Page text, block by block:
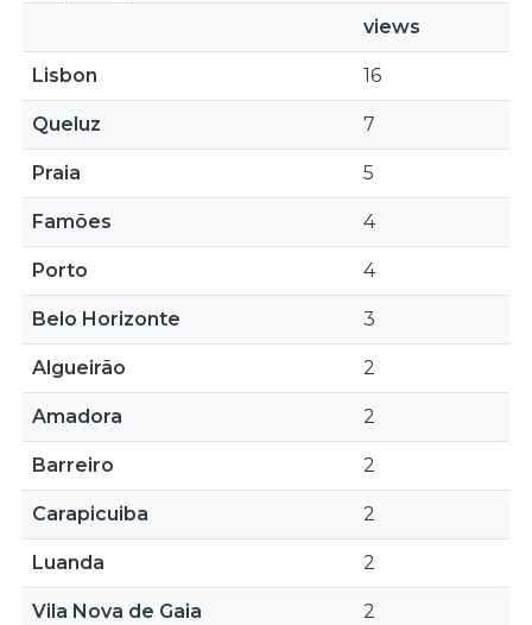
views
Lisbon 16
Queluz 7
Praia 5
Famões 4
Porto 4
Belo Horizonte 3
Algueirão 2
Amadora 2
Barreiro 2
Carapicuiba 2
Luanda 2
Vila Nova de Gaia 2